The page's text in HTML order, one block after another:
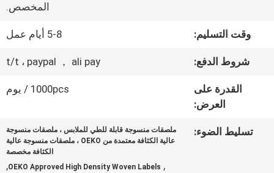
أخبار
جميع
المخصص.
وقت التسليم: 5-8 أيام عمل
شروط الدفع: t/t ، paypal ， ali pay
القدرة على
العرض:
1000pcs / يوم
تسليط الضوء:
ملصقات منسوجة قابلة للطي للملابس ، ملصقات منسوجة
عالية الكثافة معتمدة من OEKO ، ملصقات منسوجة عالية
الكثافة مخصصة
,
OEKO Approved High Density Woven Labels
,